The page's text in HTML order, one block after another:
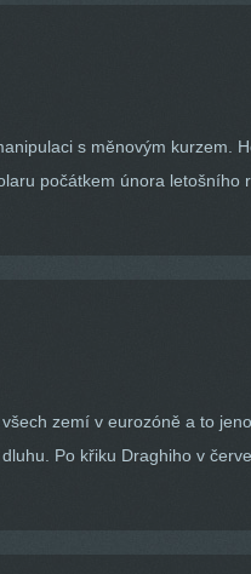
s měnovým kurzem.
počátkem února letošního
zemí v eurozóně a to
Po křiku Draghiho v